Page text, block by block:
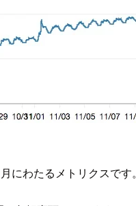
にわたるメトリクスです。